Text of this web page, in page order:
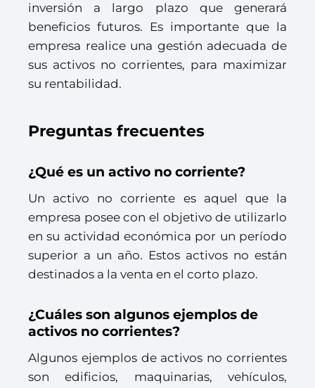
inversión a largo plazo que generará
beneficios futuros. Es importante que la
empresa realice una gestión adecuada de
sus activos no corrientes, para maximizar
su rentabilidad.
Preguntas frecuentes
¿Qué es un activo no corriente?
Un activo no corriente es aquel que la
empresa posee con el objetivo de utilizarlo
en su actividad económica por un período
superior a un año. Estos activos no están
destinados a la venta en el corto plazo.
¿Cuáles son algunos ejemplos de
activos no corrientes?
Algunos ejemplos de activos no corrientes
son edificios, maquinarias, vehículos,